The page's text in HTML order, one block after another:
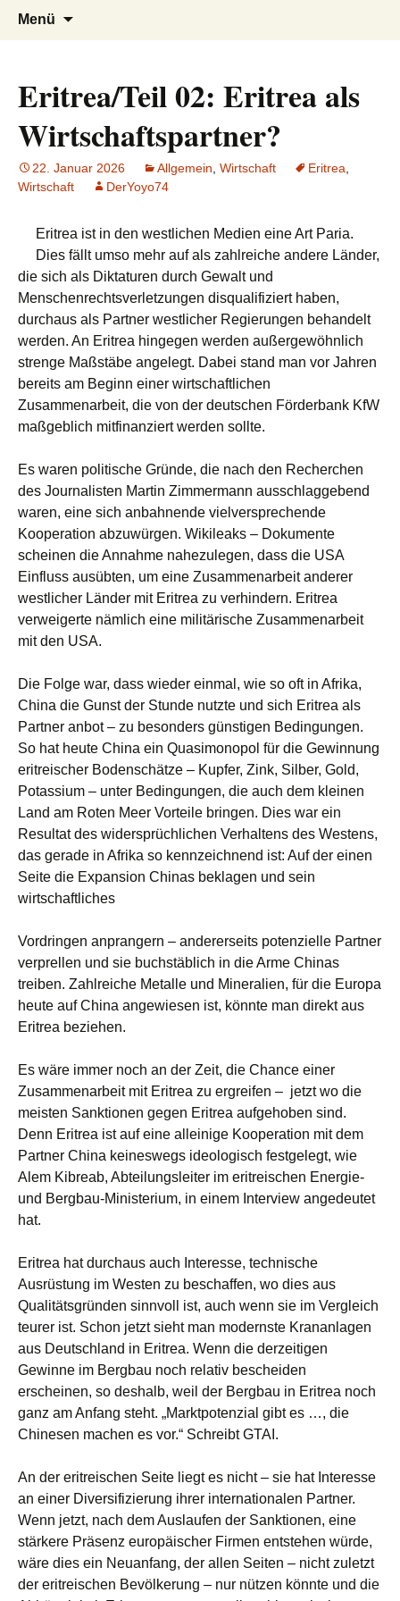
AFRICA live
Seit 1998: Aktuelles aus und mit Bezug
zu Afrika
Menü
Eritrea/Teil 02: Eritrea als
Wirtschaftspartner?
22. Januar 2026 Allgemein Wirtschaft Eritrea
Wirtschaft
DerYoyo74
Eritrea ist in den westlichen Medien eine Art Paria.
Dies fällt umso mehr auf als zahlreiche andere Länder,
die sich als Diktaturen durch Gewalt und
Menschenrechtsverletzungen disqualifiziert haben,
durchaus als Partner westlicher Regierungen behandelt
werden. An Eritrea hingegen werden außergewöhnlich
strenge Maßstäbe angelegt. Dabei stand man vor Jahren
bereits am Beginn einer wirtschaftlichen
Zusammenarbeit, die von der deutschen Förderbank KfW
maßgeblich mitfinanziert werden sollte.
Es waren politische Gründe, die nach den Recherchen
des Journalisten Martin Zimmermann ausschlaggebend
waren, eine sich anbahnende vielversprechende
Kooperation abzuwürgen. Wikileaks – Dokumente
scheinen die Annahme nahezulegen, dass die USA
Einfluss ausübten, um eine Zusammenarbeit anderer
westlicher Länder mit Eritrea zu verhindern. Eritrea
verweigerte nämlich eine militärische Zusammenarbeit
mit den USA.
Die Folge war, dass wieder einmal, wie so oft in Afrika,
China die Gunst der Stunde nutzte und sich Eritrea als
Partner anbot – zu besonders günstigen Bedingungen.
So hat heute China ein Quasimonopol für die Gewinnung
eritreischer Bodenschätze – Kupfer, Zink, Silber, Gold,
Potassium – unter Bedingungen, die auch dem kleinen
Land am Roten Meer Vorteile bringen. Dies war ein
Resultat des widersprüchlichen Verhaltens des Westens,
das gerade in Afrika so kennzeichnend ist: Auf der einen
Seite die Expansion Chinas beklagen und sein
wirtschaftliches
Vordringen anprangern – andererseits potenzielle Partner
verprellen und sie buchstäblich in die Arme Chinas
treiben. Zahlreiche Metalle und Mineralien, für die Europa
heute auf China angewiesen ist, könnte man direkt aus
Eritrea beziehen.
Es wäre immer noch an der Zeit, die Chance einer
Zusammenarbeit mit Eritrea zu ergreifen – jetzt wo die
meisten Sanktionen gegen Eritrea aufgehoben sind.
Denn Eritrea ist auf eine alleinige Kooperation mit dem
Partner China keineswegs ideologisch festgelegt, wie
Alem Kibreab, Abteilungsleiter im eritreischen Energie-
und Bergbau-Ministerium, in einem Interview angedeutet
hat.
Eritrea hat durchaus auch Interesse, technische
Ausrüstung im Westen zu beschaffen, wo dies aus
Qualitätsgründen sinnvoll ist, auch wenn sie im Vergleich
teurer ist. Schon jetzt sieht man modernste Krananlagen
aus Deutschland in Eritrea. Wenn die derzeitigen
Gewinne im Bergbau noch relativ bescheiden
erscheinen, so deshalb, weil der Bergbau in Eritrea noch
ganz am Anfang steht. „Marktpotenzial gibt es …, die
Chinesen machen es vor.“ Schreibt GTAI.
An der eritreischen Seite liegt es nicht – sie hat Interesse
an einer Diversifizierung ihrer internationalen Partner.
Wenn jetzt, nach dem Auslaufen der Sanktionen, eine
stärkere Präsenz europäischer Firmen entstehen würde,
wäre dies ein Neuanfang, der allen Seiten – nicht zuletzt
der eritreischen Bevölkerung – nur nützen könnte und die